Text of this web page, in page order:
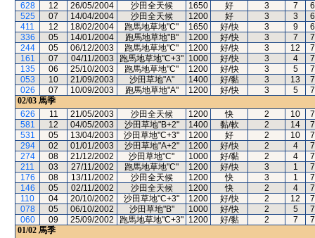
628
12 26/05/2004 沙田全天候 1650 好 3 7
525
07 14/04/2004 沙田全天候 1200 好 3 3
411
12 18/02/2004 跑馬地草地"C" 1650 好/快 3 9
336
05 14/01/2004 跑馬地草地"B" 1200 好/快 3 7
244
05 06/12/2003 跑馬地草地"C" 1200 好/快 3 12
161
07 04/11/2003 跑馬地草地"C+3" 1000 好/快 3 4
135
06 25/10/2003 跑馬地草地"C" 1200 好/快 3 5
053
10 21/09/2003 沙田草地"A" 1400 好/黏 3 13
026
07 10/09/2003 跑馬地草地"A" 1200 好/快 3 5
02/03 馬季
626
11 21/05/2003 沙田全天候 1200 快 2 10
581
12 04/05/2003 沙田草地"B+2" 1400 黏/軟 2 14
531
05 13/04/2003 沙田草地"C+3" 1200 好 2 10
294
02 01/01/2003 沙田草地"A+2" 1200 好/快 2 4
274
08 21/12/2002 沙田草地"C" 1000 好/黏 2 4
211
03 27/11/2002 跑馬地草地"C" 1200 好/快 3 1
176
08 13/11/2002 沙田全天候 1200 快 3 1
146
05 02/11/2002 沙田全天候 1200 快 2 4
110
04 20/10/2002 沙田草地"C+3" 1200 好/快 2 12
078
05 06/10/2002 沙田草地"B" 1000 好/快 2 5
060
09 25/09/2002 跑馬地草地"C+3" 1200 好/黏 2 7
01/02 馬季